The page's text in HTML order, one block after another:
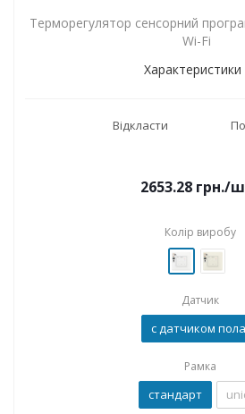
Терморегулятор сенсорний
Wi-Fi
Характеристики
Відкласти
2653.28 грн./
Колір виробу
Датчик
с датчиком пола
Рамка
стандарт